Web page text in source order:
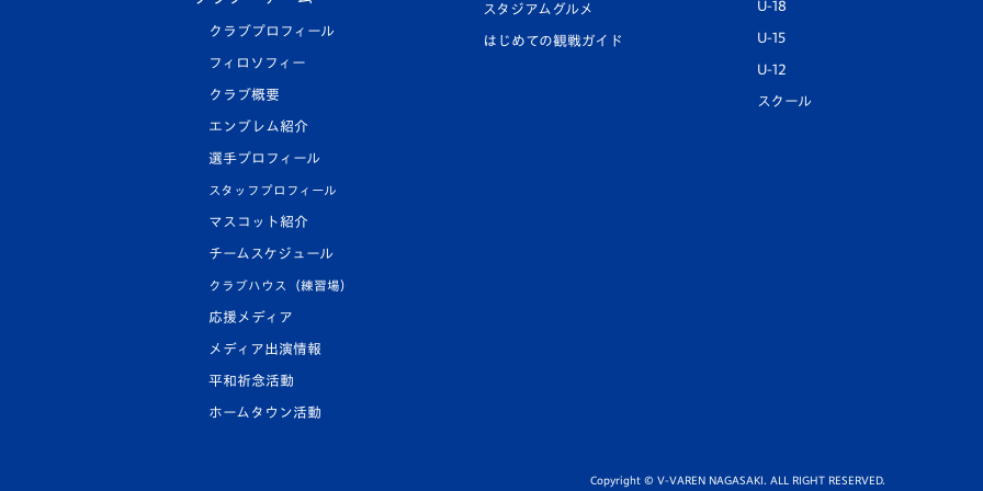
クラブプロフィール
フィロソフィー
クラブ概要
エンブレム紹介
選手プロフィール
スタッフプロフィール
マスコット紹介
チームスケジュール
クラブハウス（練習場）
応援メディア
メディア出演情報
平和祈念活動
ホームタウン活動
スタジアムグルメ
はじめての観戦ガイド
U-18
U-15
U-12
スクール
Copyright © V-VAREN NAGASAKI. ALL RIGHT RESERVED.